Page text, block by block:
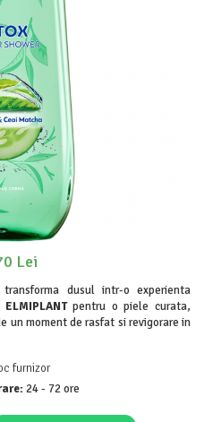
Lei
transforma dusul intr-o experienta
ELMIPLANTpentru o piele curata,
un moment de rasfat si revigorare in
furnizor
24 - 72 ore